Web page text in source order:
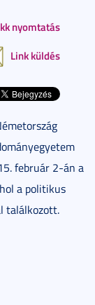
nyomtatás
Link küldés
február 2-án a
a politikus
találkozott.